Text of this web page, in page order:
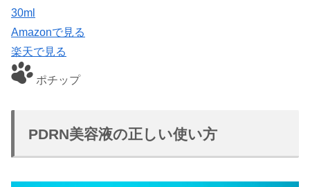
30ml
Amazonで見る
楽天で見る
ポチップ
PDRN美容液の正しい使い方